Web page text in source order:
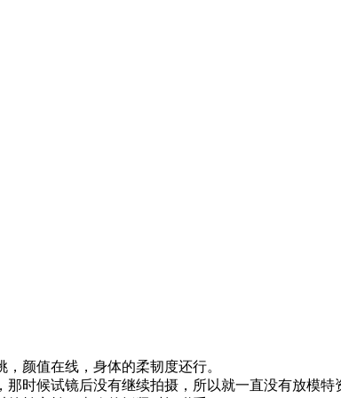
颜值在线，身体的柔韧度还行。
那时候试镜后没有继续拍摄，所以就一直没有放模特